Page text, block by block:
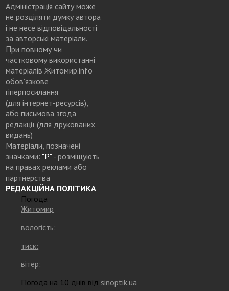
Адміністрація сайту може
не розділяти думку автора
і не несе відповідальності
за авторські матеріали.
При повному чи
частковому використанні
матеріалів Житомир.info
обов’язкове
гіперпосилання
(для інтернет-ресурсів),
або письмова згода
редакції (для друкованих
видань)
Матеріали, позначені
значками: "Р"- розміщують
на правах реклами або
партнерства
РЕДАКЦІЙНА ПОЛІТИКА
Погода
Житомир
вологість:
тиск:
вітер:
Погода на 10 днів від sinoptik.ua